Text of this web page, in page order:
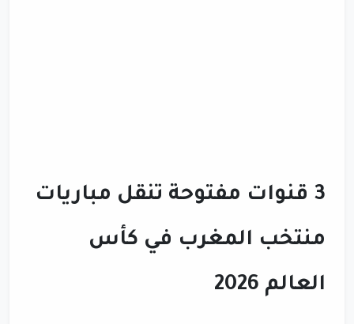
3 قنوات مفتوحة تنقل مباريات
منتخب المغرب في كأس
العالم 2026